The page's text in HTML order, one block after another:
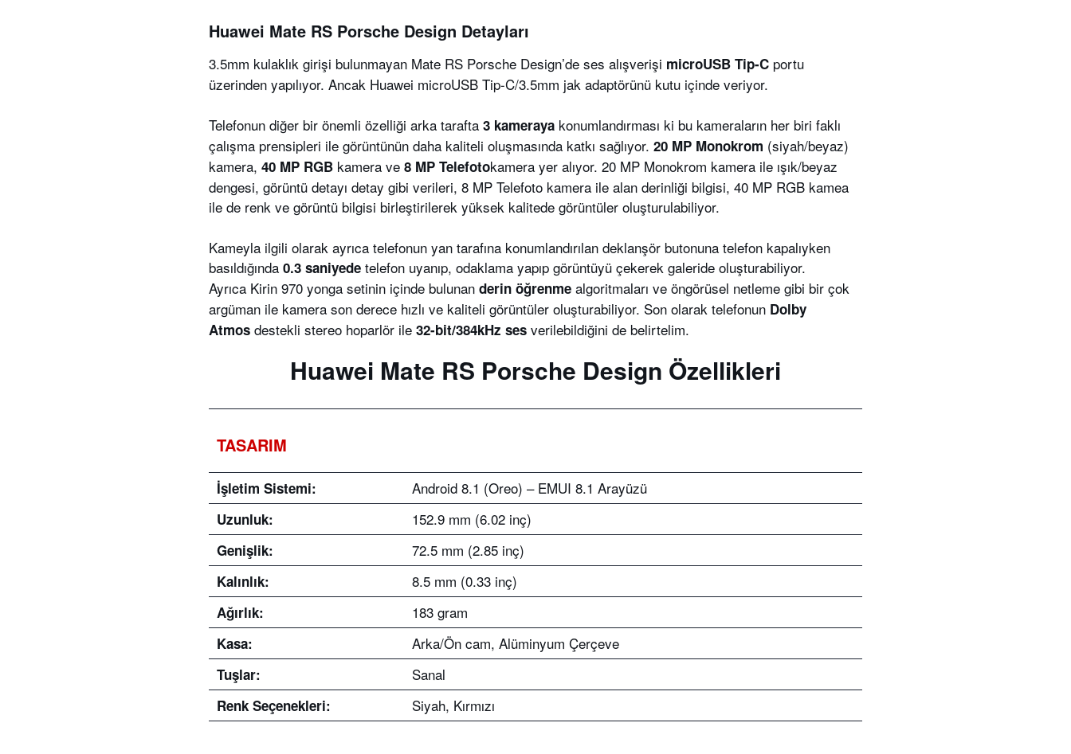
Huawei Mate RS Porsche Design Detayları
3.5mm kulaklık girişi bulunmayan Mate RS Porsche Design’de ses alışverişi microUSB Tip-C portu
üzerinden yapılıyor. Ancak Huawei microUSB Tip-C/3.5mm jak adaptörünü kutu içinde veriyor.
Telefonun diğer bir önemli özelliği arka tarafta 3 kameraya konumlandırması ki bu kameraların her biri faklı
çalışma prensipleri ile görüntünün daha kaliteli oluşmasında katkı sağlıyor. 20 MP Monokrom (siyah/beyaz)
kamera, 40 MP RGB kamera ve 8 MP Telefotokamera yer alıyor. 20 MP Monokrom kamera ile ışık/beyaz
dengesi, görüntü detayı detay gibi verileri, 8 MP Telefoto kamera ile alan derinliği bilgisi, 40 MP RGB kamea
ile de renk ve görüntü bilgisi birleştirilerek yüksek kalitede görüntüler oluşturulabiliyor.
Kameyla ilgili olarak ayrıca telefonun yan tarafına konumlandırılan deklanşör butonuna telefon kapalıyken
basıldığında 0.3 saniyede telefon uyanıp, odaklama yapıp görüntüyü çekerek galeride oluşturabiliyor.
Ayrıca Kirin 970 yonga setinin içinde bulunan derin öğrenme algoritmaları ve öngörüsel netleme gibi bir çok
argüman ile kamera son derece hızlı ve kaliteli görüntüler oluşturabiliyor. Son olarak telefonun Dolby
Atmos destekli stereo hoparlör ile 32-bit/384kHz ses verilebildiğini de belirtelim.
Huawei Mate RS Porsche Design Özellikleri
TASARIM
İşletim Sistemi: Android 8.1 (Oreo) – EMUI 8.1 Arayüzü
Uzunluk: 152.9 mm (6.02 inç)
Genişlik: 72.5 mm (2.85 inç)
Kalınlık: 8.5 mm (0.33 inç)
Ağırlık: 183 gram
Kasa: Arka/Ön cam, Alüminyum Çerçeve
Tuşlar: Sanal
Renk Seçenekleri: Siyah, Kırmızı